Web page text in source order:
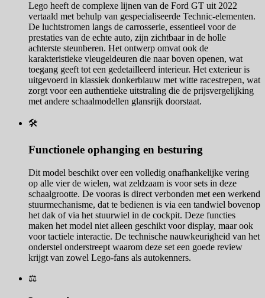
Lego heeft de complexe lijnen van de Ford GT uit 2022
vertaald met behulp van gespecialiseerde Technic-elementen.
De luchtstromen langs de carrosserie, essentieel voor de
prestaties van de echte auto, zijn zichtbaar in de holle
achterste steunberen. Het ontwerp omvat ook de
karakteristieke vleugeldeuren die naar boven openen, wat
toegang geeft tot een gedetailleerd interieur. Het exterieur is
uitgevoerd in klassiek donkerblauw met witte racestrepen, wat
zorgt voor een authentieke uitstraling die de prijsvergelijking
met andere schaalmodellen glansrijk doorstaat.
🛠️
Functionele ophanging en besturing
Dit model beschikt over een volledig onafhankelijke vering
op alle vier de wielen, wat zeldzaam is voor sets in deze
schaalgrootte. De vooras is direct verbonden met een werkend
stuurmechanisme, dat te bedienen is via een tandwiel bovenop
het dak of via het stuurwiel in de cockpit. Deze functies
maken het model niet alleen geschikt voor display, maar ook
voor tactiele interactie. De technische nauwkeurigheid van het
onderstel onderstreept waarom deze set een goede review
krijgt van zowel Lego-fans als autokenners.
⚖️